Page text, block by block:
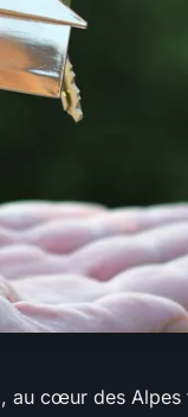
au cœur des Alpes